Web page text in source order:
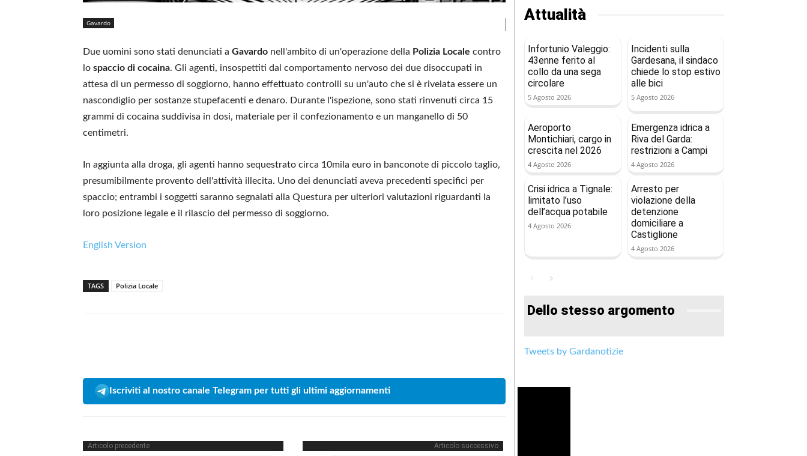
Gavardo
Due uomini sono stati denunciati a Gavardo nell'ambito di un'operazione della Polizia Locale contro
lo spaccio di cocaina. Gli agenti, insospettiti dal comportamento nervoso dei due disoccupati in
attesa di un permesso di soggiorno, hanno effettuato controlli su un'auto che si è rivelata essere un
nascondiglio per sostanze stupefacenti e denaro. Durante l'ispezione, sono stati rinvenuti circa 15
grammi di cocaina suddivisa in dosi, materiale per il confezionamento e un manganello di 50
centimetri.
In aggiunta alla droga, gli agenti hanno sequestrato circa 10mila euro in banconote di piccolo taglio,
presumibilmente provento dell'attività illecita. Uno dei denunciati aveva precedenti specifici per
spaccio; entrambi i soggetti saranno segnalati alla Questura per ulteriori valutazioni riguardanti la
loro posizione legale e il rilascio del permesso di soggiorno.
English Version
TAGS Polizia Locale
Iscriviti al nostro canale Telegram per tutti gli ultimi aggiornamenti
Articolo precedente Articolo successivo
Attualità
Infortunio Valeggio:
43enne ferito al
collo da una sega
circolare
5 Agosto 2026
Incidenti sulla
Gardesana, il sindaco
chiede lo stop estivo
alle bici
5 Agosto 2026
Aeroporto
Montichiari, cargo in
crescita nel 2026
4 Agosto 2026
Emergenza idrica a
Riva del Garda:
restrizioni a Campi
4 Agosto 2026
Crisi idrica a Tignale:
limitato l’uso
dell’acqua potabile
4 Agosto 2026
Arresto per
violazione della
detenzione
domiciliare a
Castiglione
4 Agosto 2026
Dello stesso argomento
Tweets by Gardanotizie